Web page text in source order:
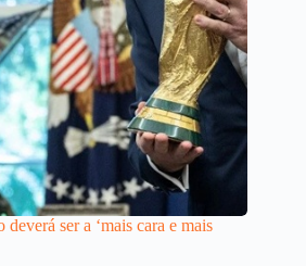
ser a ‘mais cara e mais